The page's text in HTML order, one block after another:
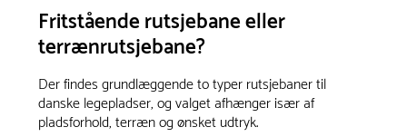
Fritstående rutsjebane eller
terrænrutsjebane?
Der findes grundlæggende to typer rutsjebaner til
danske legepladser, og valget afhænger især af
pladsforhold, terræn og ønsket udtryk.